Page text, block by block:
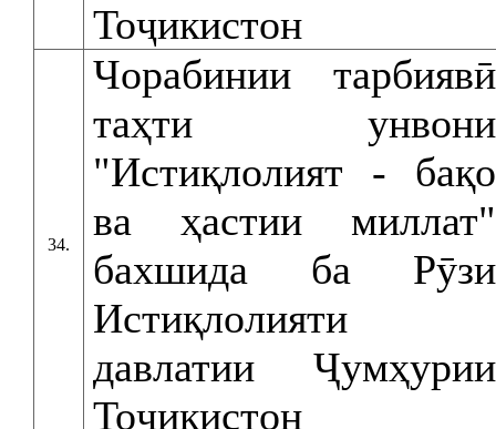
Тоҷикистон
34.
Чорабинии тарбиявӣ
таҳти унвони
"Истиқлолият - бақо
ва ҳастии миллат"
бахшида ба Рӯзи
Истиқлолияти
давлатии Ҷумҳурии
Тоҷикистон